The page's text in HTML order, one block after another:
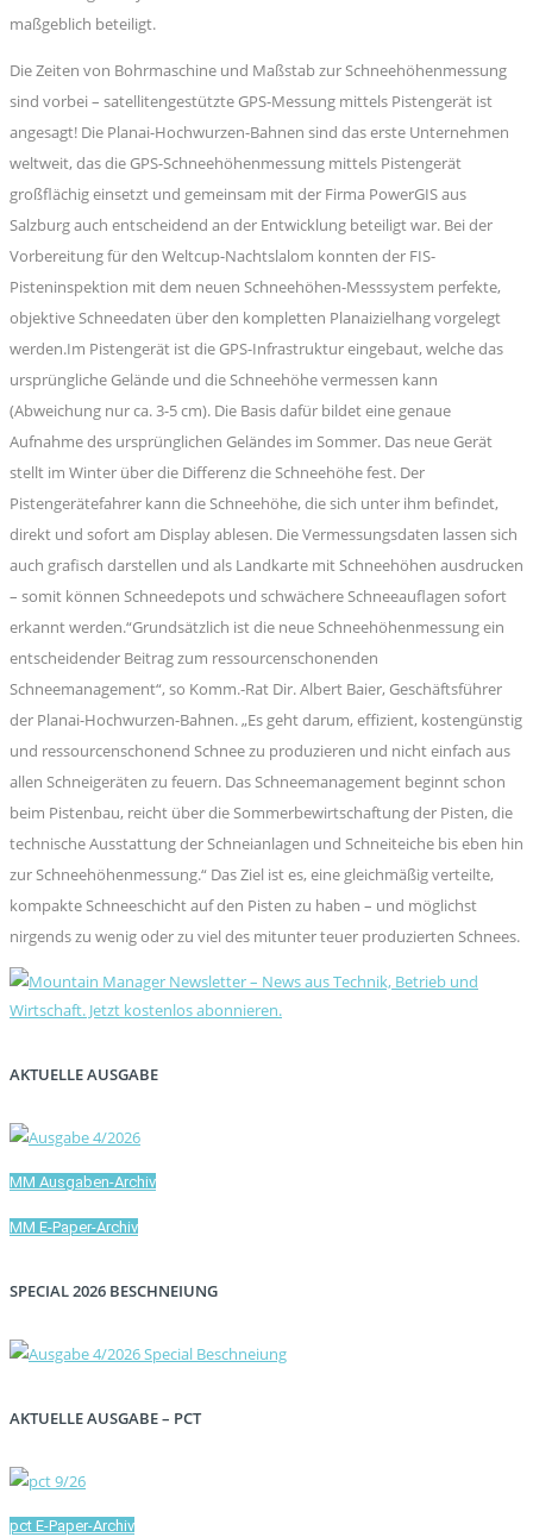
maßgeblich beteiligt.
Die Zeiten von Bohrmaschine und Maßstab zur Schneehöhenmessung
sind vorbei – satellitengestützte GPS-Messung mittels Pistengerät ist
angesagt! Die Planai-Hochwurzen-Bahnen sind das erste Unternehmen
weltweit, das die GPS-Schneehöhenmessung mittels Pistengerät
großflächig einsetzt und gemeinsam mit der Firma PowerGIS aus
Salzburg auch entscheidend an der Entwicklung beteiligt war. Bei der
Vorbereitung für den Weltcup-Nachtslalom konnten der FIS-
Pisteninspektion mit dem neuen Schneehöhen-Messsystem perfekte,
objektive Schneedaten über den kompletten Planaizielhang vorgelegt
werden.Im Pistengerät ist die GPS-Infrastruktur eingebaut, welche das
ursprüngliche Gelände und die Schneehöhe vermessen kann
(Abweichung nur ca. 3-5 cm). Die Basis dafür bildet eine genaue
Aufnahme des ursprünglichen Geländes im Sommer. Das neue Gerät
stellt im Winter über die Differenz die Schneehöhe fest. Der
Pistengerätefahrer kann die Schneehöhe, die sich unter ihm befindet,
direkt und sofort am Display ablesen. Die Vermessungsdaten lassen sich
auch grafisch darstellen und als Landkarte mit Schneehöhen ausdrucken
– somit können Schneedepots und schwächere Schneeauflagen sofort
erkannt werden.“Grundsätzlich ist die neue Schneehöhenmessung ein
entscheidender Beitrag zum ressourcenschonenden
Schneemanagement“, so Komm.-Rat Dir. Albert Baier, Geschäftsführer
der Planai-Hochwurzen-Bahnen. „Es geht darum, effizient, kostengünstig
und ressourcenschonend Schnee zu produzieren und nicht einfach aus
allen Schneigeräten zu feuern. Das Schneemanagement beginnt schon
beim Pistenbau, reicht über die Sommerbewirtschaftung der Pisten, die
technische Ausstattung der Schneianlagen und Schneiteiche bis eben hin
zur Schneehöhenmessung.“ Das Ziel ist es, eine gleichmäßig verteilte,
kompakte Schneeschicht auf den Pisten zu haben – und möglichst
nirgends zu wenig oder zu viel des mitunter teuer produzierten Schnees.
AKTUELLE AUSGABE
MM Ausgaben-Archiv
MM E-Paper-Archiv
SPECIAL 2026 BESCHNEIUNG
AKTUELLE AUSGABE – PCT
pct E-Paper-Archiv